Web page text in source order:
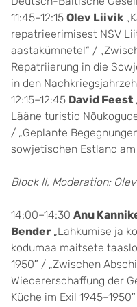
11:45–12:15 Olev Liivik
repatrieerimisest NSV
aastakümnetel“ /
Repatriierung in die
in den
12:15–12:45 David Feest
Lääne turistid
/ „Geplante
sowjetischen Estland
Block II, Moderation:
14:00–14:30 Anu
Bender „Lahkumise ja
kodumaa maitsete
1950″ / „Zwischen
Wiedererschaffung der
Küche im Exil 1945–1950″